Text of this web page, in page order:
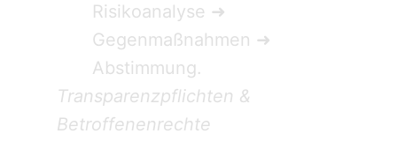
Risikoanalyse ➜
Gegenmaßnahmen ➜
Abstimmung.
Transparenzpflichten &
Betroffenenrechte